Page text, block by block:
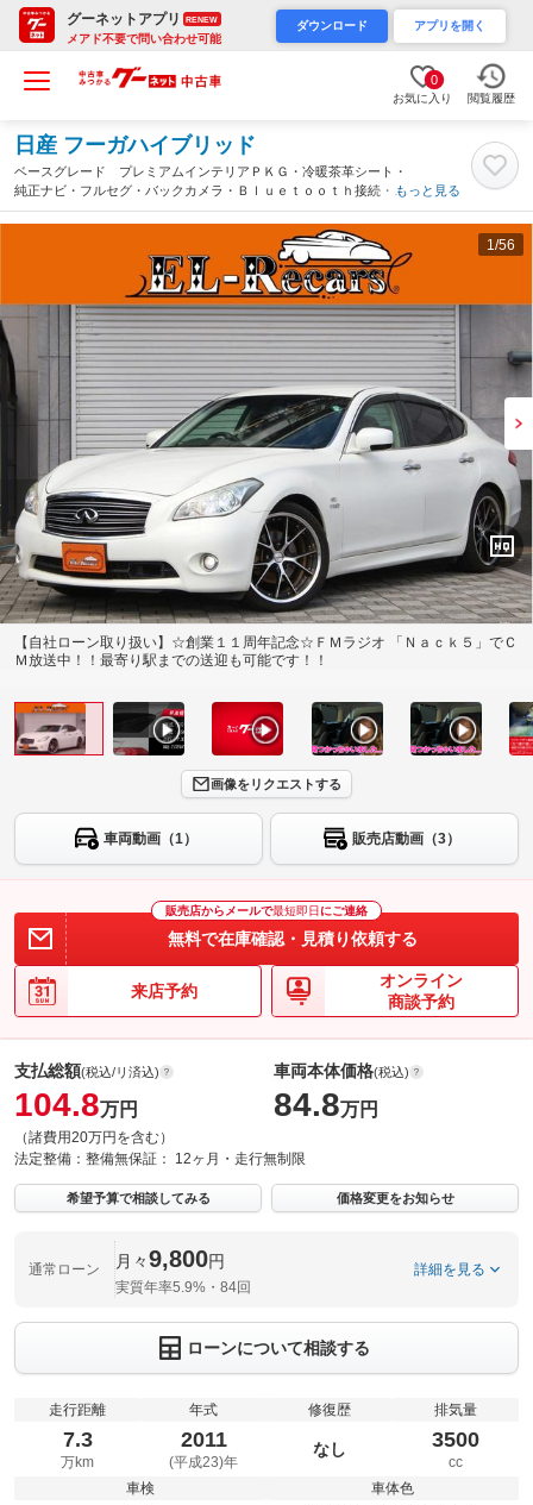
グーネットアプリ RENEW
メアド不要で問い合わせ可能
ダウンロード アプリを開く
0
お気に入り 閲覧履歴
日産 フーガハイブリッド
ベースグレード プレミアムインテリアＰＫＧ・冷暖茶革シート・
純正ナビ・フルセグ・バックカメラ・Ｂｌｕｅｔｏｏｔｈ接続・ス
マートキー・プッシュスタート・ＥＴＣ・追従クルコン・ＨＩＤヘ
ッドライト・車高調・Ｗｅｄｓ２０ＡＷ（埼玉県）
もっと見る
1 /56
【自社ローン取り扱い】☆創業１１周年記念☆ＦＭラジオ 「Ｎａｃｋ５」でＣ
Ｍ放送中！！最寄り駅までの送迎も可能です！！
画像をリクエストする
車両動画（1） 販売店動画（3）
販売店からメールで最短即日 にご連絡
無料で在庫確認・見積り依頼する
来店予約
オンライン
商談予約
支払総額(税込/リ済込)
104.8万円
（諸費用20万円を含む）
車両本体価格(税込)
84.8万円
法定整備： 整備無保証： 12ヶ月・走行無制限
希望予算で相談してみる 価格変更をお知らせ
通常ローン 月々9,800円
実質年率5.9%・84回
詳細を見る
ローンについて相談する
走行距離
7.3
万km
年式
2011
(平成23)年
修復歴
なし
排気量
3500
cc
車検
車体色